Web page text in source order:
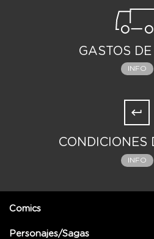
GASTOS
INFO
CONDICIONES
INFO
Comics
Personajes/Sagas